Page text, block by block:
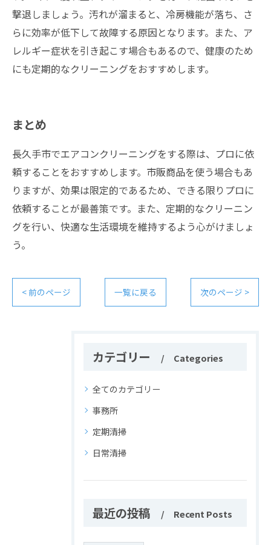
撃退しましょう。汚れが溜まると、冷房機能が落ち、さ
らに効率が低下して故障する原因となります。また、ア
レルギー症状を引き起こす場合もあるので、健康のため
にも定期的なクリーニングをおすすめします。
まとめ
長久手市でエアコンクリーニングをする際は、プロに依
頼することをおすすめします。市販商品を使う場合もあ
りますが、効果は限定的であるため、できる限りプロに
依頼することが最善策です。また、定期的なクリーニン
グを行い、快適な生活環境を維持するよう心がけましょ
う。
< 前のページ 一覧に戻る 次のページ >
カテゴリー Categories
全てのカテゴリー
事務所
定期清掃
日常清掃
最近の投稿 Recent Posts